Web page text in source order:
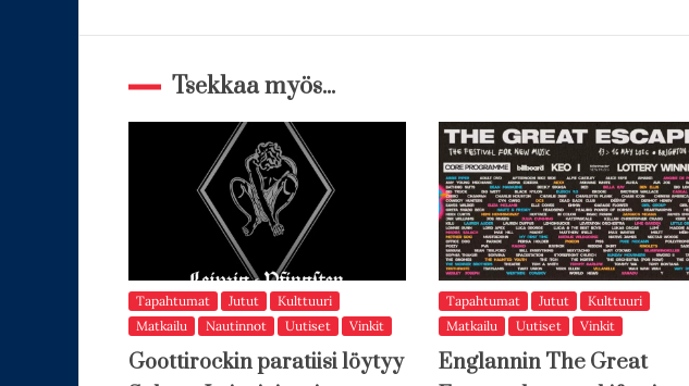
Tsekkaa myös...
Tapahtumat Jutut
Kulttuuri
Matkailu
Nautinnot Uutiset Vinkit
Goottirockin paratiisi löytyy
Tapahtumat Jutut
Kulttuuri
Matkailu
Uutiset Vinkit
Englannin The Great